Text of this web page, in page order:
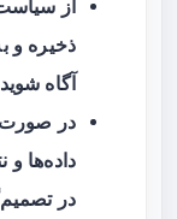
از
ذخیره و
آگاه
در صورت
داده‌ها
در